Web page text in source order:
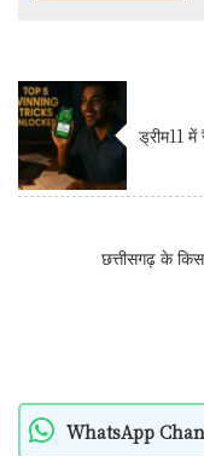
ड्रीम11
छत्तीसगढ़ के
WhatsApp